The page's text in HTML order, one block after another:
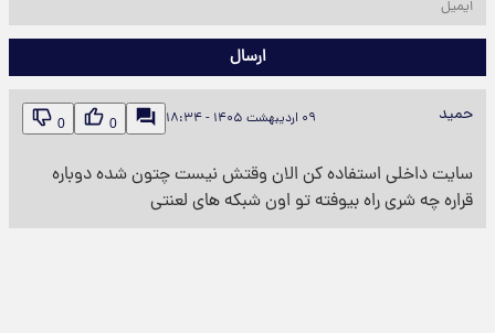
ارسال
حمید ۰۹ اردیبهشت ۱۴۰۵ - ۱۸:۳۴ 0
0
سایت داخلی استفاده کن الان وقتش نیست چتون شده دوباره
قراره چه شری راه بیوفته تو اون شبکه های لعنتی